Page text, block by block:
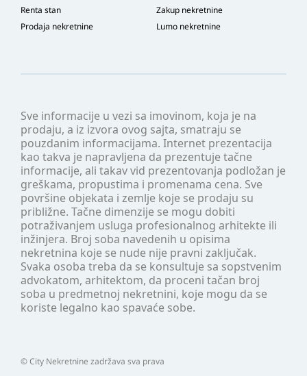
Sve informacije u vezi sa imovinom, koja je na
prodaju, a iz izvora ovog sajta, smatraju se
pouzdanim informacijama. Internet prezentacija
kao takva je napravljena da prezentuje tačne
informacije, ali takav vid prezentovanja podložan je
greškama, propustima i promenama cena. Sve
površine objekata i zemlje koje se prodaju su
približne. Tačne dimenzije se mogu dobiti
potraživanjem usluga profesionalnog arhitekte ili
inžinjera. Broj soba navedenih u opisima
nekretnina koje se nude nije pravni zaključak.
Svaka osoba treba da se konsultuje sa sopstvenim
advokatom, arhitektom, da proceni tačan broj
soba u predmetnoj nekretnini, koje mogu da se
koriste legalno kao spavaće sobe.
Renta stan
Zakup nekretnine
Prodaja nekretnine
Lumo nekretnine
©City Nekretnine zadržava sva prava